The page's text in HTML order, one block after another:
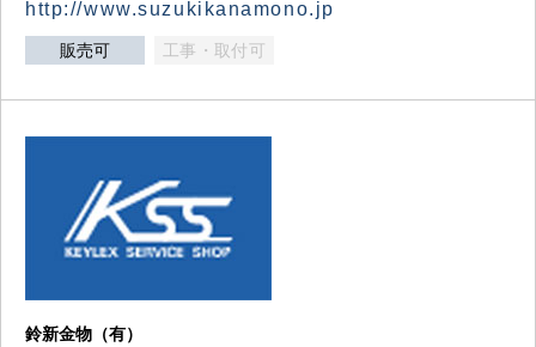
http://www.suzukikanamono.jp
販売可 工事・取付可
鈴新金物（有）